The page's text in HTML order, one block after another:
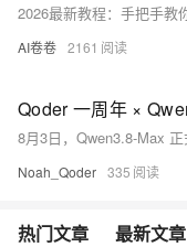
AI卷卷 2161
Noah_Qoder 335
热门文章 最新文章